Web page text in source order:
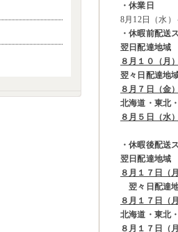
・休業日
8月12日（水
・休暇前配送
翌日配達地域
８月１０（月
翌々日配達地
８月７日（金
北海道・東北
８月５日（水
・休暇後配送
翌日配達地域
８月１７日（
翌々日配達
８月１７日（
北海道・東北
８月１７日（